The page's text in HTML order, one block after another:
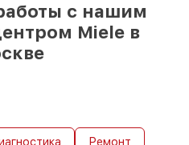
с нашим
Miele в
Ремонт